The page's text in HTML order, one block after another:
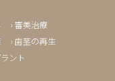
審美治療
歯茎の再生
ント